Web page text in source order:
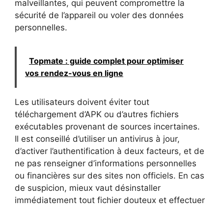
malveillantes, qui peuvent compromettre la
sécurité de l’appareil ou voler des données
personnelles.
Topmate : guide complet pour optimiser
vos rendez-vous en ligne
Les utilisateurs doivent éviter tout
téléchargement d’APK ou d’autres fichiers
exécutables provenant de sources incertaines.
Il est conseillé d’utiliser un antivirus à jour,
d’activer l’authentification à deux facteurs, et de
ne pas renseigner d’informations personnelles
ou financières sur des sites non officiels. En cas
de suspicion, mieux vaut désinstaller
immédiatement tout fichier douteux et effectuer